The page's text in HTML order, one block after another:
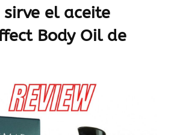
sirve el aceite
Body Oil de